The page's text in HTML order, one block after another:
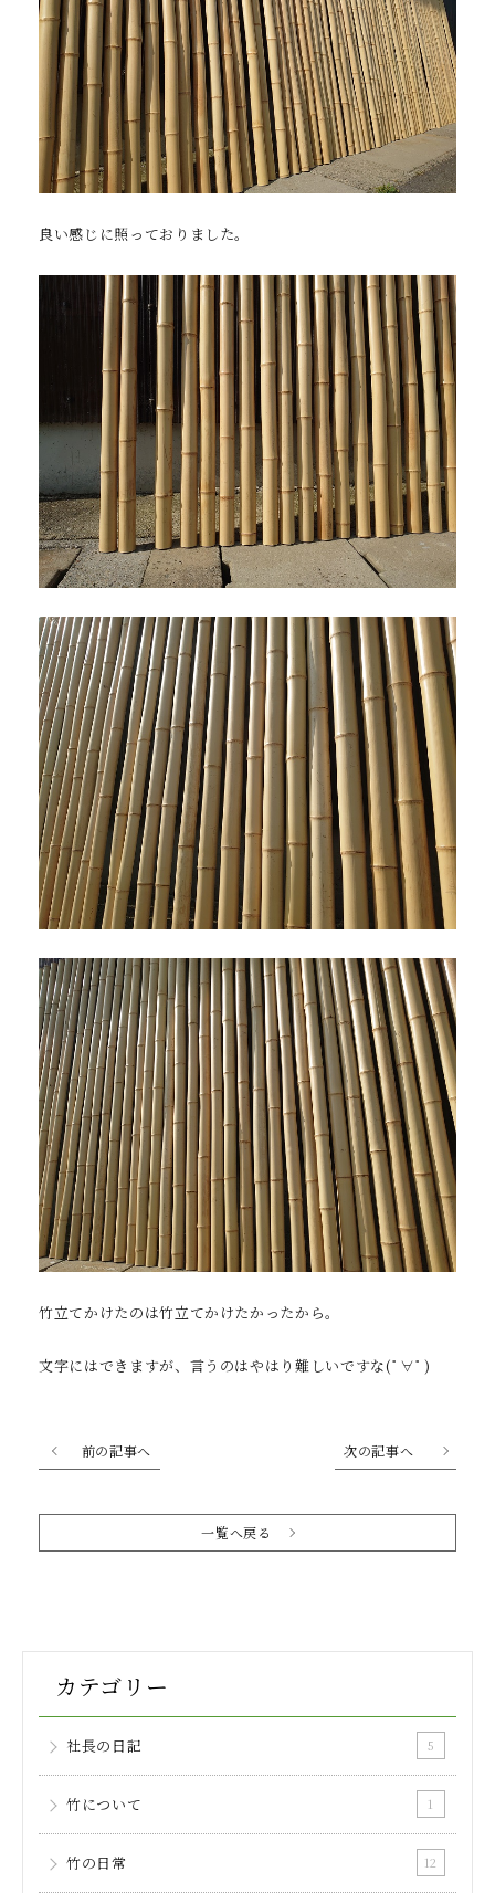
良い感じに照っておりました。
竹立てかけたのは竹立てかけたかったから。
文字にはできますが、言うのはやはり難しいですな(ﾟ∀ﾟ)
前の記事へ 次の記事へ
一覧へ戻る
カテゴリー
社長の日記 5
竹について 1
竹の日常 12